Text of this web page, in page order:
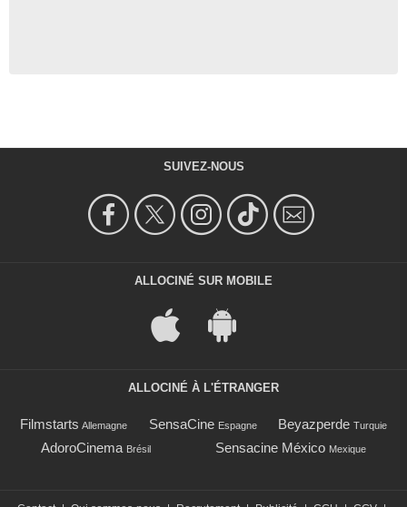
SUIVEZ-NOUS
ALLOCINÉ SUR MOBILE
ALLOCINÉ À L'ÉTRANGER
Filmstarts Allemagne SensaCine Espagne Beyazperde Turquie
AdoroCinema Brésil Sensacine México Mexique